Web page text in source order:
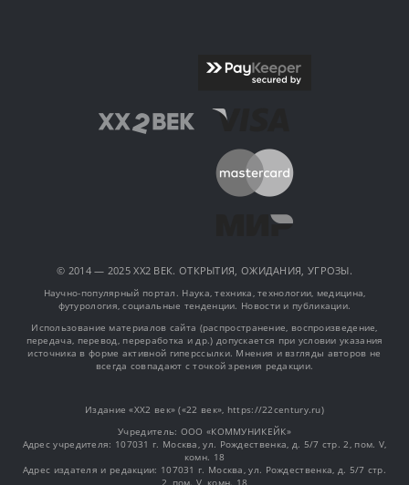
© 2014 — 2025 XX2 ВЕК. ОТКРЫТИЯ, ОЖИДАНИЯ, УГРОЗЫ.
Научно-популярный портал. Наука, техника, технологии, медицина,
футурология, социальные тенденции. Новости и публикации.
Использование материалов сайта (распространение, воспроизведение,
передача, перевод, переработка и др.) допускается при условии указания
источника в форме активной гиперссылки. Мнения и взгляды авторов не
всегда совпадают с точкой зрения редакции.
Издание «XX2 век» («22 век», https://22century.ru)
Учредитель: OOO «КОММУНИКЕЙК»
Адрес учредителя: 107031 г. Москва, ул. Рождественка, д. 5/7 стр. 2, пом. V,
комн. 18
Адрес издателя и редакции: 107031 г. Москва, ул. Рождественка, д. 5/7 стр.